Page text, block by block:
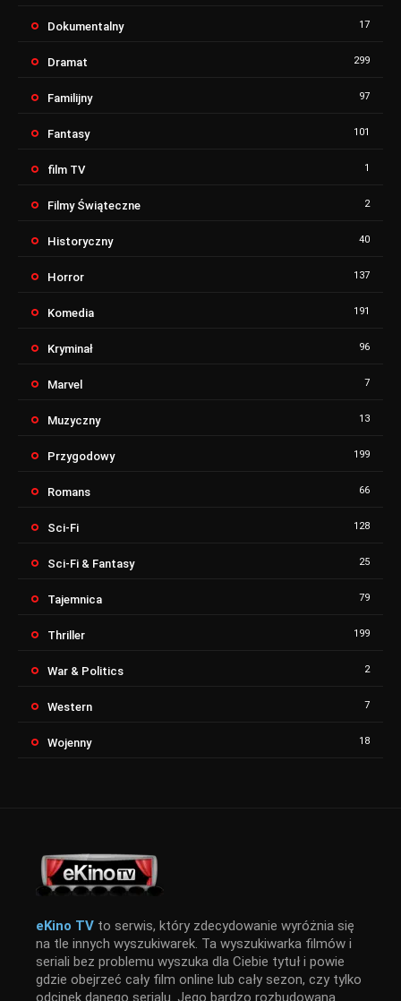
Dokumentalny 17
Dramat 299
Familijny 97
Fantasy 101
film TV 1
Filmy Świąteczne 2
Historyczny 40
Horror 137
Komedia 191
Kryminał 96
Marvel 7
Muzyczny 13
Przygodowy 199
Romans 66
Sci-Fi 128
Sci-Fi & Fantasy 25
Tajemnica 79
Thriller 199
War & Politics 2
Western 7
Wojenny 18
eKino TV to serwis, który zdecydowanie wyróżnia się
na tle innych wyszukiwarek. Ta wyszukiwarka filmów i
seriali bez problemu wyszuka dla Ciebie tytuł i powie
gdzie obejrzeć cały film online lub cały sezon, czy tylko